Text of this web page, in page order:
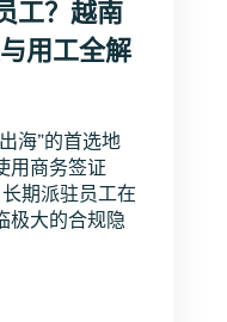
工？越南
用工全解
海”的首选地
用商务签证
长期派驻员工在
极大的合规隐